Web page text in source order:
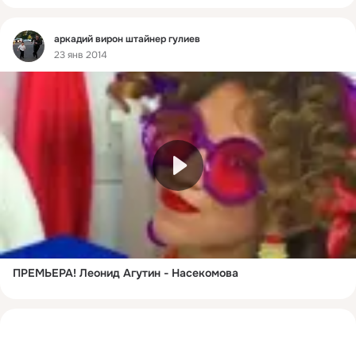
Фид
аркадий вирон штайнер гулиев
23 янв 2014
ПРЕМЬЕРА! Леонид Агутин - Насекомова